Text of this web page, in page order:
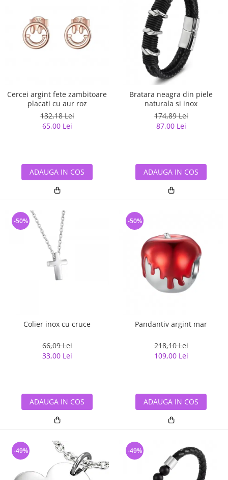
Cercei argint fete zambitoare
placati cu aur roz
132,18 Lei
65,00 Lei
ADAUGA IN COS
Bratara neagra din piele
naturala si inox
174,89 Lei
87,00 Lei
ADAUGA IN COS
Colier inox cu cruce
66,09 Lei
33,00 Lei
-50%
ADAUGA IN COS
Pandantiv argint mar
218,10 Lei
109,00 Lei
-50%
ADAUGA IN COS
-49% -49%